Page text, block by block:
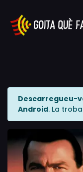
Descarregueu-
Android. La